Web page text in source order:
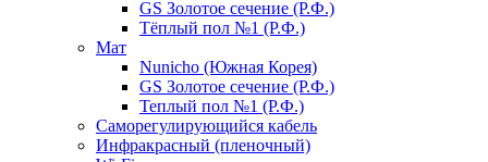
GS Золотое сечение (Р.Ф.)
Тёплый пол №1 (Р.Ф.)
Мат
Nunicho (Южная Корея)
GS Золотое сечение (Р.Ф.)
Теплый пол №1 (Р.Ф.)
Саморегулирующийся кабель
Инфракрасный (пленочный)